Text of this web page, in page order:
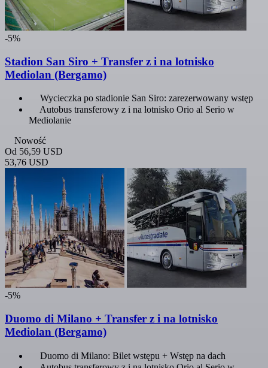
-5%
Stadion San Siro + Transfer z i na lotnisko
Mediolan (Bergamo)
Wycieczka po stadionie San Siro: zarezerwowany wstęp
Autobus transferowy z i na lotnisko Orio al Serio w
Mediolanie
Nowość
Od 56,59 USD
53,76 USD
-5%
Duomo di Milano + Transfer z i na lotnisko
Mediolan (Bergamo)
Duomo di Milano: Bilet wstępu + Wstęp na dach